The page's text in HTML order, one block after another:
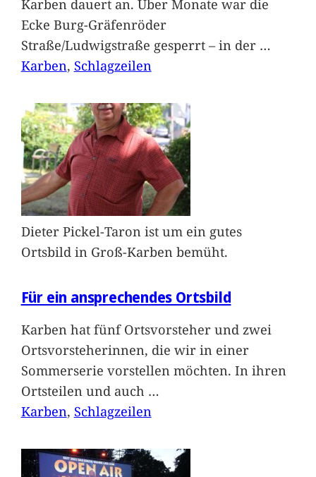
Karben dauert an. Über Monate war die
Ecke Burg-Gräfenröder
Straße/Ludwigstraße gesperrt – in der …
Karben, Schlagzeilen
Dieter Pickel-Taron ist um ein gutes
Ortsbild in Groß-Karben bemüht.
Für ein ansprechendes Ortsbild
Karben hat fünf Ortsvorsteher und zwei
Ortsvorsteherinnen, die wir in einer
Sommerserie vorstellen möchten. In ihren
Ortsteilen und auch …
Karben, Schlagzeilen